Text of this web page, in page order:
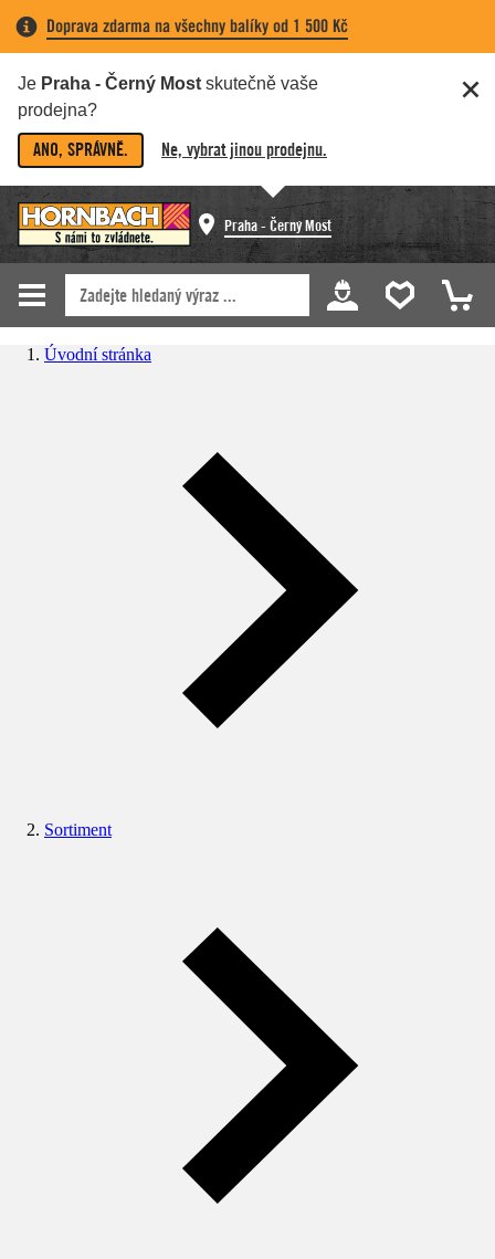
Doprava zdarma na všechny balíky od 1 500 Kč
Je Praha - Černý Most skutečně vaše
prodejna?
ANO, SPRÁVNĚ. Ne, vybrat jinou prodejnu.
Praha - Černý Most
Úvodní stránka
Sortiment